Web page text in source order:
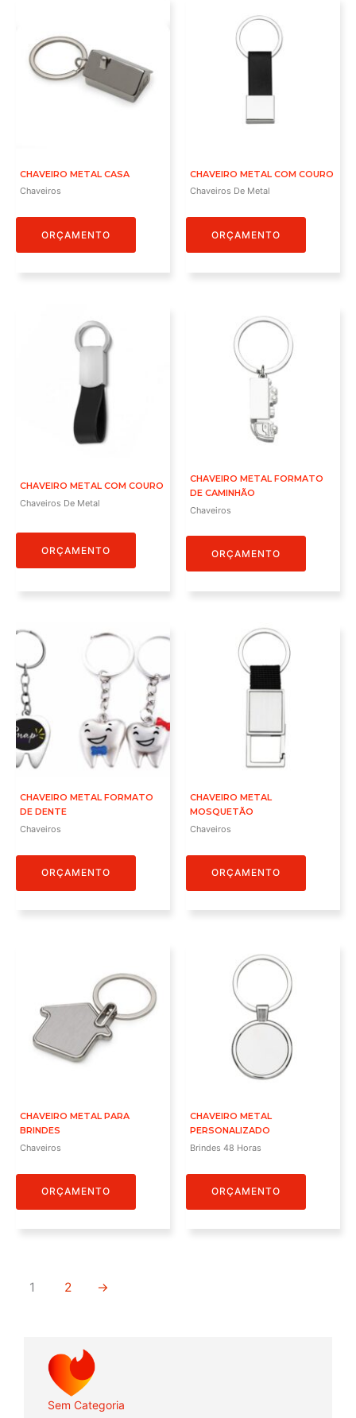
Sem Categoria
CHAVEIRO METAL CASA
Chaveiros
ORÇAMENTO
CHAVEIRO METAL COM COURO
Chaveiros De Metal
ORÇAMENTO
CHAVEIRO METAL COM COURO
Chaveiros De Metal
ORÇAMENTO
CHAVEIRO METAL FORMATO
DE CAMINHÃO
Chaveiros
ORÇAMENTO
CHAVEIRO METAL FORMATO
DE DENTE
Chaveiros
ORÇAMENTO
CHAVEIRO METAL
MOSQUETÃO
Chaveiros
ORÇAMENTO
CHAVEIRO METAL PARA
BRINDES
Chaveiros
ORÇAMENTO
CHAVEIRO METAL
PERSONALIZADO
Brindes 48 Horas
ORÇAMENTO
1 2 →